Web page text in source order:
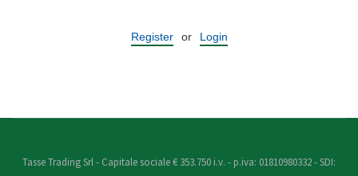
Register or Login
Tasse Trading Srl - Capitale sociale € 353.750 i.v. - p.iva: 01810980332 - SDI: